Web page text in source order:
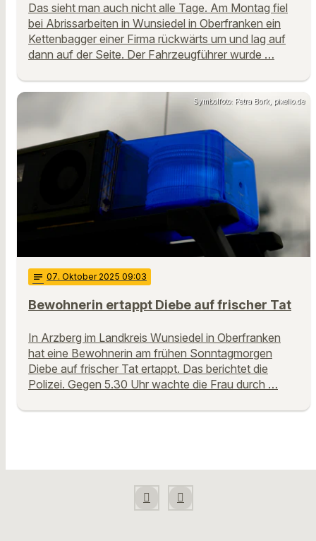
Das sieht man auch nicht alle Tage. Am Montag fiel
bei Abrissarbeiten in Wunsiedel in Oberfranken ein
Kettenbagger einer Firma rückwärts um und lag auf
dann auf der Seite. Der Fahrzeugführer wurde …
Symbolfoto: Petra Bork, pixelio.de
notes 07. Oktober 2025 09:03
Bewohnerin ertappt Diebe auf frischer Tat
In Arzberg im Landkreis Wunsiedel in Oberfranken
hat eine Bewohnerin am frühen Sonntagmorgen
Diebe auf frischer Tat ertappt. Das berichtet die
Polizei. Gegen 5.30 Uhr wachte die Frau durch …